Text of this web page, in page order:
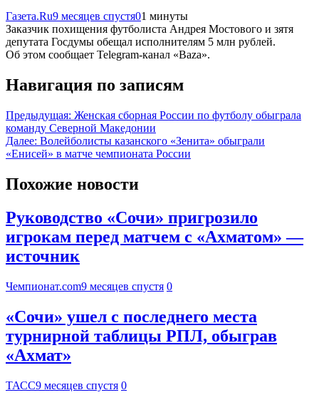
Газета.Ru9 месяцев спустя01 минуты
Заказчик похищения футболиста Андрея Мостового и зятя
депутата Госдумы обещал исполнителям 5 млн рублей.
Об этом сообщает Telegram-канал «Baza».
Навигация по записям
Предыдущая: Женская сборная России по футболу обыграла
команду Северной Македонии
Далее: Волейболисты казанского «Зенита» обыграли
«Енисей» в матче чемпионата России
Похожие новости
Руководство «Сочи» пригрозило
игрокам перед матчем с «Ахматом» —
источник
Чемпионат.com9 месяцев спустя 0
«Сочи» ушел с последнего места
турнирной таблицы РПЛ, обыграв
«Ахмат»
ТАСС9 месяцев спустя 0